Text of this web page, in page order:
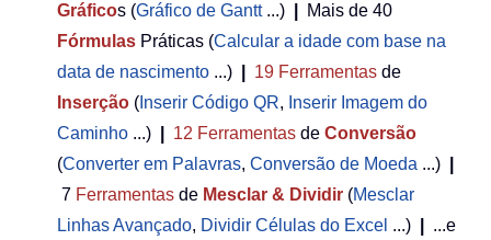
Gráficos (Gráfico de Gantt...)
Mais de 40
Fórmulas Práticas (Calcular a idade com base na
data de nascimento ...) 19 Ferramentas de
Inserção ( Inserir Código QR, Inserir Imagem do
Caminho ...) 12 Ferramentas de Conversão
(Converter em Palavras, Conversão de Moeda ...)
7 Ferramentas de Mesclar & Dividir (Mesclar
Linhas Avançado, Dividir Células do Excel ...)
...e